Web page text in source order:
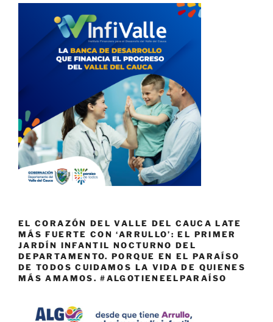
EL CORAZÓN DEL VALLE DEL CAUCA LATE
MÁS FUERTE CON ‘ARRULLO’: EL PRIMER
JARDÍN INFANTIL NOCTURNO DEL
DEPARTAMENTO. PORQUE EN EL PARAÍSO
DE TODOS CUIDAMOS LA VIDA DE QUIENES
MÁS AMAMOS. #ALGOTIENEELPARAÍSO